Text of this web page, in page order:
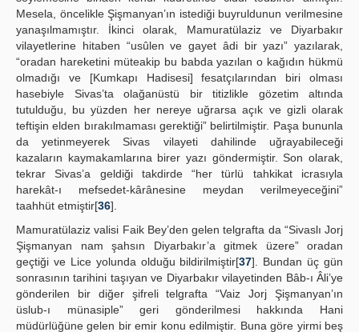
Mesela, öncelikle Şişmanyan’ın istediği buyruldunun verilmesine
yanaşılmamıştır. İkinci olarak, Mamuratülaziz ve Diyarbakır
vilayetlerine hitaben “usûlen ve gayet âdi bir yazı” yazılarak,
“oradan hareketini müteakip bu babda yazılan o kağıdın hükmü
olmadığı ve [Kumkapı Hadisesi] fesatçılarından biri olması
hasebiyle Sivas’ta olağanüstü bir titizlikle gözetim altında
tutulduğu, bu yüzden her nereye uğrarsa açık ve gizli olarak
teftişin elden bırakılmaması gerektiği” belirtilmiştir. Paşa bununla
da yetinmeyerek Sivas vilayeti dahilinde uğrayabileceği
kazaların kaymakamlarına birer yazı göndermiştir. Son olarak,
tekrar Sivas’a geldiği takdirde “her türlü tahkikat icrasıyla
harekât-ı mefsedet-kârânesine meydan verilmeyeceğini”
taahhüt etmiştir[36].
Mamuratülaziz valisi Faik Bey’den gelen telgrafta da “Sivaslı Jorj
Şişmanyan nam şahsın Diyarbakır’a gitmek üzere” oradan
geçtiği ve Lice yolunda olduğu bildirilmiştir[37]. Bundan üç gün
sonrasının tarihini taşıyan ve Diyarbakır vilayetinden Bâb-ı Âli’ye
gönderilen bir diğer şifreli telgrafta “Vaiz Jorj Şişmanyan’ın
üslub-ı münasiple” geri gönderilmesi hakkında Hani
müdürlüğüne gelen bir emir konu edilmiştir. Buna göre yirmi beş